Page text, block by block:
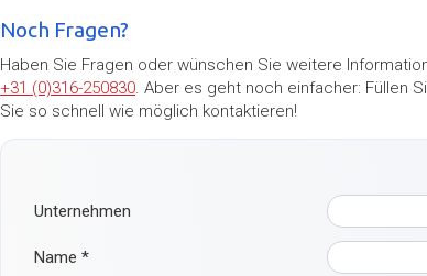
Noch Fragen?
Haben Sie Fragen oder wünschen Sie weitere
+31 (0)316-250830. Aber es geht noch einfacher: Füllen
Sie so schnell wie möglich kontaktieren!
Unternehmen
Name *